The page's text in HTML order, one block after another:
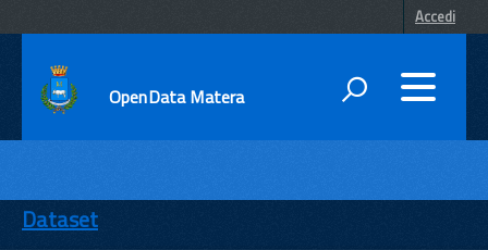
Accedi
OpenData Matera
ENTI
TEMI
Dataset